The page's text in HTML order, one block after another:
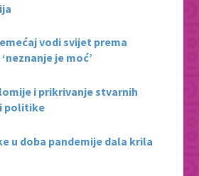
vodi svijet prema
je moć’
i prikrivanje stvarnih
politike
u doba pandemije dala krila